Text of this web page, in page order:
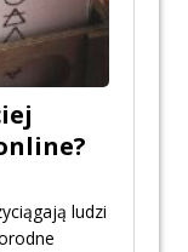
ludzi